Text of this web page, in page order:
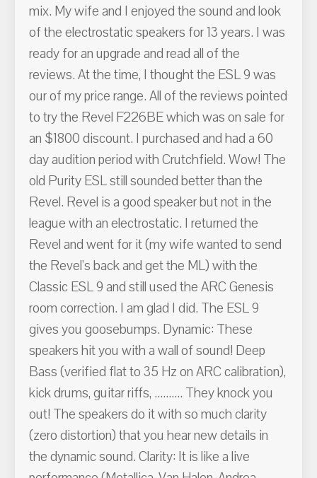
mix. My wife and I enjoyed the sound and look
of the electrostatic speakers for 13 years. I was
ready for an upgrade and read all of the
reviews. At the time, I thought the ESL 9 was
our of my price range. All of the reviews pointed
to try the Revel F226BE which was on sale for
an $1800 discount. I purchased and had a 60
day audition period with Crutchfield. Wow! The
old Purity ESL still sounded better than the
Revel. Revel is a good speaker but not in the
league with an electrostatic. I returned the
Revel and went for it (my wife wanted to send
the Revel's back and get the ML) with the
Classic ESL 9 and still used the ARC Genesis
room correction. I am glad I did. The ESL 9
gives you goosebumps. Dynamic: These
speakers hit you with a wall of sound! Deep
Bass (verified flat to 35 Hz on ARC calibration),
kick drums, guitar riffs, .......... They knock you
out! The speakers do it with so much clarity
(zero distortion) that you hear new details in
the dynamic sound. Clarity: It is like a live